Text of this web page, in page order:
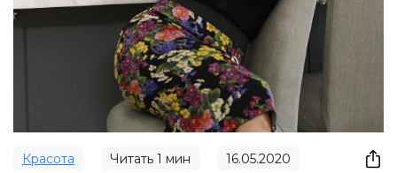
Красота Читать 1 мин 16.05.2020